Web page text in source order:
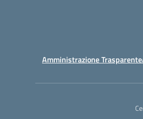
Amministrazione Trasparente